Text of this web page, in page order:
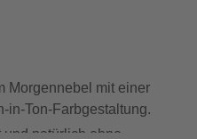
Morgennebel mit einer
in-Ton-Farbgestaltung.
natürlich ohne